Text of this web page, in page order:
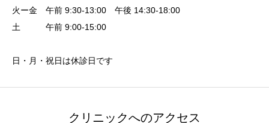
火ー金 午前 9:30-13:00 午後 14:30-18:00
土 午前 9:00-15:00
日・月・祝日は休診日です
クリニックへのアクセス